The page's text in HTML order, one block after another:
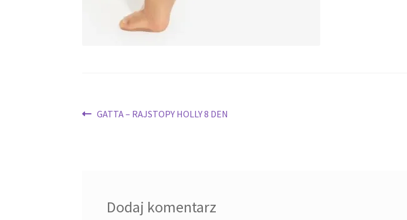
Nawigacja
Poprzedni
GATTA – RAJSTOPY HOLLY 8 DEN
Dodaj komentarz